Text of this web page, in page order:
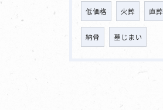
低価格 火葬 直葬
納骨 墓じまい